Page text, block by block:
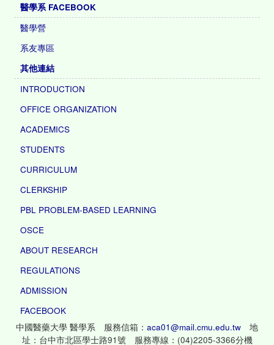
醫學系 FACEBOOK
醫學營
系友專區
其他連結
INTRODUCTION
OFFICE ORGANIZATION
ACADEMICS
STUDENTS
CURRICULUM
CLERKSHIP
PBL PROBLEM-BASED LEARNING
OSCE
ABOUT RESEARCH
REGULATIONS
ADMISSION
FACEBOOK
中國醫藥大學 醫學系 服務信箱： aca01@mail.cmu.edu.tw 地
址：台中市北區學士路91號 服務專線：(04)2205-3366分機